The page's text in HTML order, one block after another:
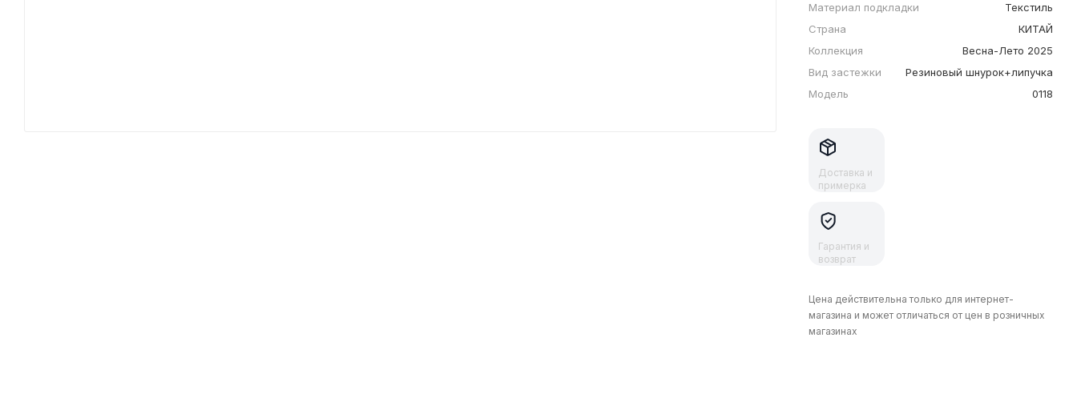
Материал подкладки
Текстиль
Страна
КИТАЙ
Коллекция
Весна-Лето 2025
Вид застежки
Резиновый шнурок+липучка
Модель
0118
Доставка и
примерка
Гарантия и
возврат
Цена действительна только для интернет-
магазина и может отличаться от цен в розничных
магазинах